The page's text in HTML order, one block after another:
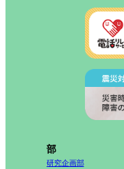
部
研究企画部